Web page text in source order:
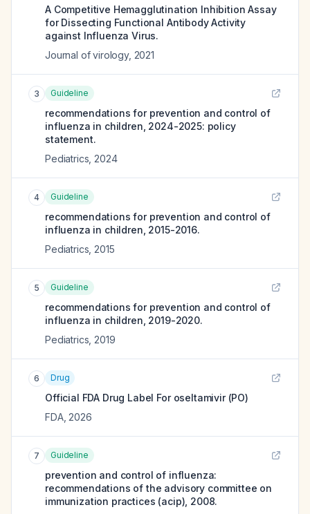
A Competitive Hemagglutination Inhibition Assay
for Dissecting Functional Antibody Activity
against Influenza Virus.
Journal of virology, 2021
3 Guideline
recommendations for prevention and control of
influenza in children, 2024-2025: policy
statement.
Pediatrics 2024
4 Guideline
recommendations for prevention and control of
influenza in children, 2015-2016.
Pediatrics 2015
5 Guideline
recommendations for prevention and control of
influenza in children, 2019-2020.
Pediatrics 2019
6 Drug
Official FDA Drug Label For oseltamivir (PO)
FDA, 2026
7 Guideline
prevention and control of influenza:
recommendations of the advisory committee on
immunization practices (acip), 2008.